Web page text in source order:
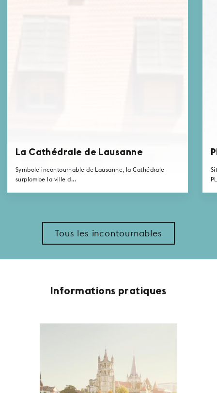
La Cathédrale de Lausanne
Symbole incontournable de Lausanne, la Cathédrale
surplombe la ville d...
Tous les incontournables
Informations pratiques